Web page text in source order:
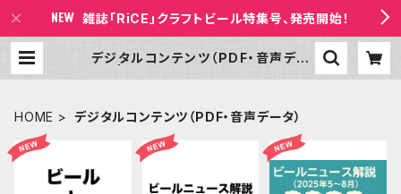
雑誌「RiCE」クラフトビール特集号、発売開始！
デジタルコンテンツ（PDF・音声デー
HOME デジタルコンテンツ（PDF・音声データ）